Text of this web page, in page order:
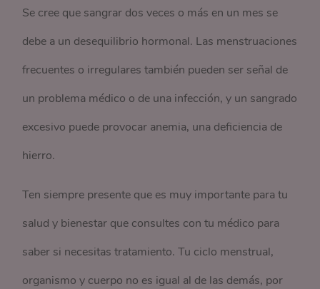
Se cree que sangrar dos veces o más en un mes se
debe a un desequilibrio hormonal. Las menstruaciones
frecuentes o irregulares también pueden ser señal de
un problema médico o de una infección, y un sangrado
excesivo puede provocar anemia, una deficiencia de
hierro.
Ten siempre presente que es muy importante para tu
salud y bienestar que consultes con tu médico para
saber si necesitas tratamiento. Tu ciclo menstrual,
organismo y cuerpo no es igual al de las demás, por